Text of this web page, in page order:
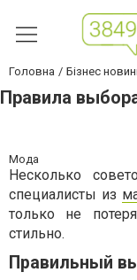
Головна Бізнес
Правила
Мода
Несколько
специалисты из
только не
стильно.
Правильный